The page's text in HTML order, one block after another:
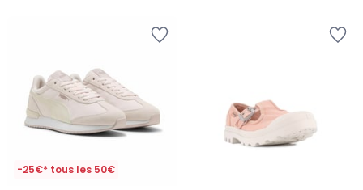
-25€* tous les 50€